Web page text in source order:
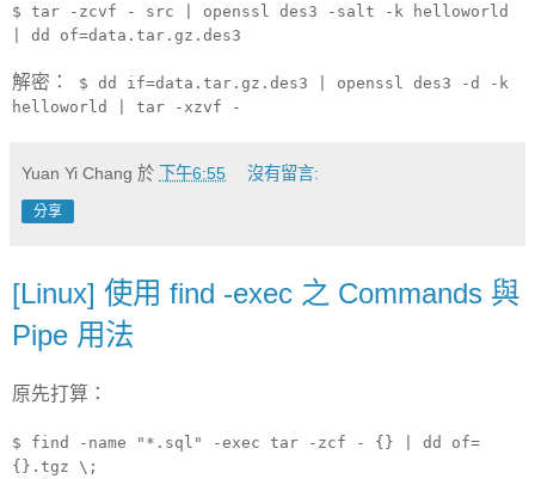
$ tar -zcvf - src | openssl des3 -salt -k helloworld
| dd of=data.tar.gz.des3
解密：
$ dd if=data.tar.gz.des3 | openssl des3 -d -k
helloworld | tar -xzvf -
Yuan Yi Chang 於 下午6:55 沒有留言:
分享
[Linux] 使用 find -exec 之 Commands 與
Pipe 用法
原先打算：
$ find -name "*.sql" -exec tar -zcf - {} | dd of=
{}.tgz \;